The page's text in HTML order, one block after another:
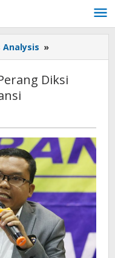
Analysis »
Di
Publik:
Jauh
Dari
Substansi
Diksi
Hengki
Seprihadi